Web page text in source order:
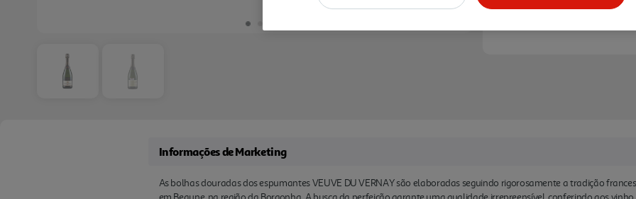
Informações de Marketing
As bolhas douradas dos espumantes VEUVE DU VERNAY são elaboradas seguindo rigorosamente a tradição